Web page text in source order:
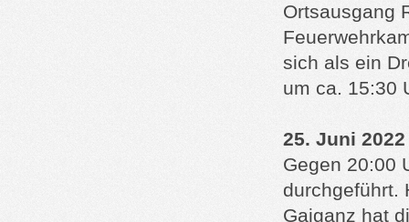
Ortsausgang
sich als ein
um ca. 15:30
25. Juni
Gegen 20:00
durchgeführt.
Gaiganz hat